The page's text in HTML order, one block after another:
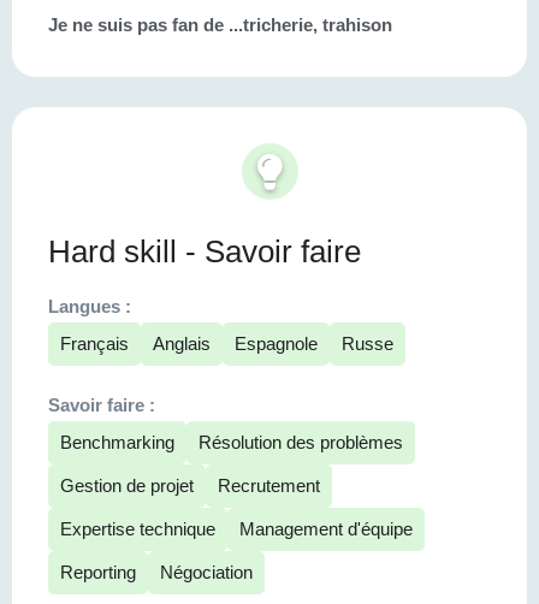
Je ne suis pas fan de ...tricherie, trahison
Hard skill - Savoir faire
Langues :
Français
Anglais Espagnole Russe
Savoir faire :
Benchmarking
Résolution des problèmes
Gestion de projet Recrutement
Expertise technique Management d'équipe
Reporting Négociation